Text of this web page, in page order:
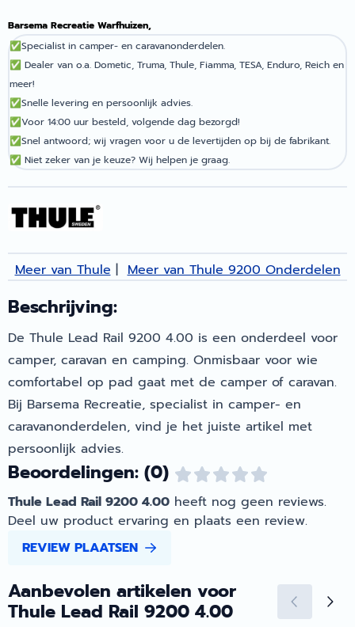
Barsema Recreatie Warfhuizen,
✅Specialist in camper- en caravanonderdelen.
✅ Dealer van o.a. Dometic, Truma, Thule, Fiamma, TESA, Enduro, Reich en
meer!
✅Snelle levering en persoonlijk advies.
✅Voor 14:00 uur besteld, volgende dag bezorgd!
✅Snel antwoord; wij vragen voor u de levertijden op bij de fabrikant.
✅ Niet zeker van je keuze? Wij helpen je graag.
Meer van Thule|Meer van Thule 9200 Onderdelen
Beschrijving:
De Thule Lead Rail 9200 4.00 is een onderdeel voor
camper, caravan en camping. Onmisbaar voor wie
comfortabel op pad gaat met de camper of caravan.
Bij Barsema Recreatie, specialist in camper- en
caravanonderdelen, vind je het juiste artikel met
persoonlijk advies.
Beoordelingen: (0)
Thule Lead Rail 9200 4.00 heeft nog geen reviews.
Deel uw product ervaring en plaats een review.
REVIEW PLAATSEN
Aanbevolen artikelen voor
Thule Lead Rail 9200 4.00